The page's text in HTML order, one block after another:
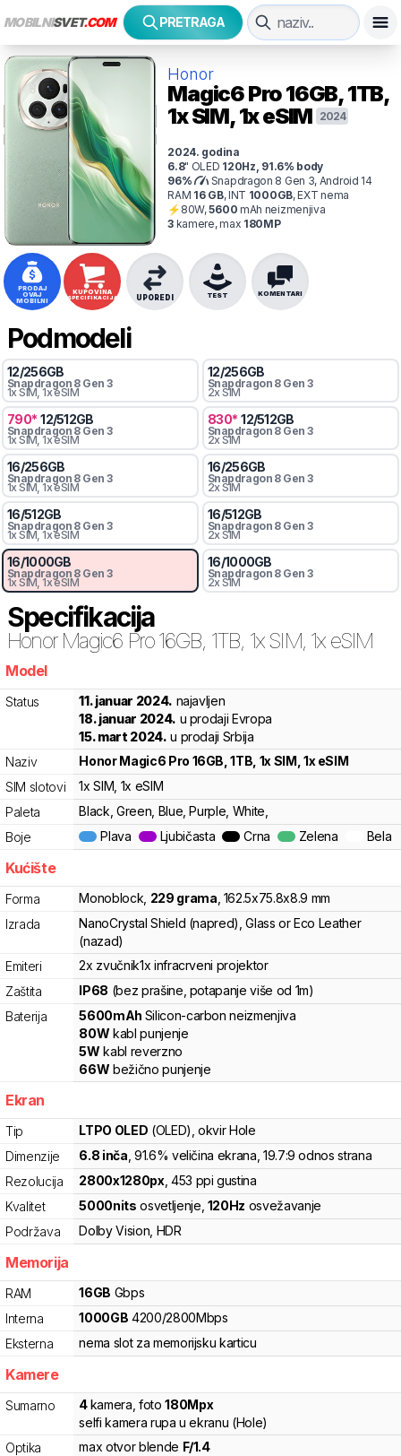
MOBILNISVET.COM PRETRAGA
Honor
Magic6 Pro16GB, 1TB,
1x SIM, 1x eSIM 2024
2024. godina
6.8" OLED 120Hz, 91.6% body
96%
Snapdragon 8 Gen 3, Android 14
RAM 16GB,INT 1000GB,EXT nema
⚡ 80W,5600 mAh neizmenjiva
3 kamere, max 180MP
PRODAJ
OVAJ
MOBILNI
KUPOVINA
SPECIFIKACIJA TEST KOMENTARI
UPOREDI
Podmodeli
12/256GB
Snapdragon 8 Gen 3
1x SIM, 1x eSIM
12/256GB
Snapdragon 8 Gen 3
2x SIM
790* 12/512GB
Snapdragon 8 Gen 3
1x SIM, 1x eSIM
830* 12/512GB
Snapdragon 8 Gen 3
2x SIM
16/256GB
Snapdragon 8 Gen 3
1x SIM, 1x eSIM
16/256GB
Snapdragon 8 Gen 3
2x SIM
16/512GB
Snapdragon 8 Gen 3
1x SIM, 1x eSIM
16/512GB
Snapdragon 8 Gen 3
2x SIM
16/1000GB
Snapdragon 8 Gen 3
1x SIM, 1x eSIM
16/1000GB
Snapdragon 8 Gen 3
2x SIM
Specifikacija
Honor Magic6 Pro 16GB, 1TB, 1x SIM, 1x eSIM
Model
Status 11. januar 2024. najavljen
18. januar 2024. u prodaji Evropa
15. mart 2024. u prodaji Srbija
Naziv
HonorMagic6 Pro 16GB, 1TB, 1x SIM, 1x eSIM
SIM slotovi
1x SIM , 1x eSIM
Paleta
Black, Green, Blue, Purple, White,
Boje
Plava Ljubičasta Crna Zelena Bela
Kućište
Forma Monoblock 229 grama 162.5x75.8x8.9 mm
Izrada
NanoCrystal Shield (napred), Glass or Eco Leather
(nazad)
Emiteri
2x zvučnik1x infracrveni projektor
Zaštita
IP68 (bez prašine, potapanje više od 1m)
Baterija
5600mAh Silicon-carbon neizmenjiva
80W kabl punjenje
5W kabl reverzno
66W bežično punjenje
Ekran
Tip LTPO OLED (OLED) , okvir Hole
Dimenzije
6.8 inča , 91.6% veličina ekrana , 19.7:9 odnos strana
Rezolucija
2800x1280px, 453 ppi gustina
Kvalitet
5000nits osvetljenje 120Hz osvežavanje
Podržava
Dolby Vision HDR
Memorija
RAM 16GB Gbps
Interna
1000GB 4200/2800Mbps
Eksterna
nema slot za memorijsku karticu
Kamere
Sumarno 4kamera foto180Mpx
selfi kamera rupa u ekranu (Hole)
Optika
max otvor blende F/1.4